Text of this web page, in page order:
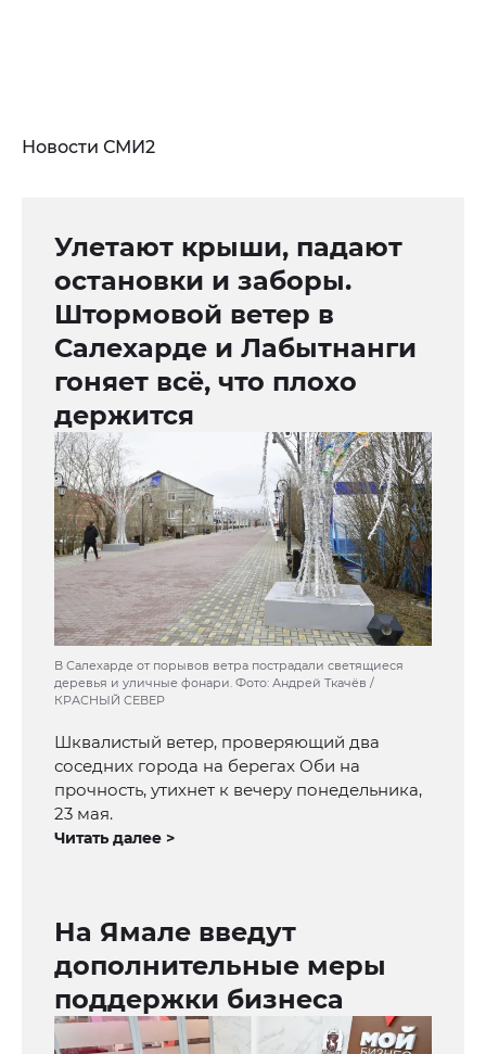
Новости СМИ2
Улетают крыши, падают
остановки и заборы.
Штормовой ветер в
Салехарде и Лабытнанги
гоняет всё, что плохо
держится
В Салехарде от порывов ветра пострадали светящиеся
деревья и уличные фонари. Фото: Андрей Ткачёв /
КРАСНЫЙ СЕВЕР
Шквалистый ветер, проверяющий два
соседних города на берегах Оби на
прочность, утихнет к вечеру понедельника,
23 мая.
Читать далее >
На Ямале введут
дополнительные меры
поддержки бизнеса